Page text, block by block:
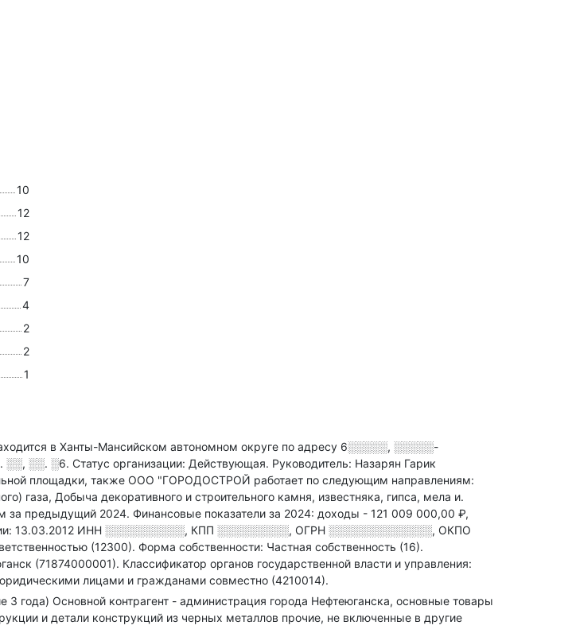
10
12
12
10
7
4
2
2
1
в Ханты-Мансийском автономном округе по адресу 6░░░░░, ░░░░░-
░░, ░░. ░6. Статус организации: Действующая. Руководитель: Назарян Гарик
площадки, также ООО "ГОРОДОСТРОЙ работает по следующим направлениям:
газа, Добыча декоративного и строительного камня, известняка, гипса, мела и.
за предыдущий 2024. Финансовые показатели за 2024: доходы - 121 009 000,00 ₽,
13.03.2012 ИНН ░░░░░░░░░░, КПП ░░░░░░░░░, ОГРН ░░░░░░░░░░░░░, ОКПО
(12300). Форма собственности: Частная собственность (16).
(71874000001). Классификатор органов государственной власти и управления:
лицами и гражданами совместно (4210014).
3 года) Основной контрагент - администрация города Нефтеюганска, основные товары
и детали конструкций из черных металлов прочие, не включенные в другие